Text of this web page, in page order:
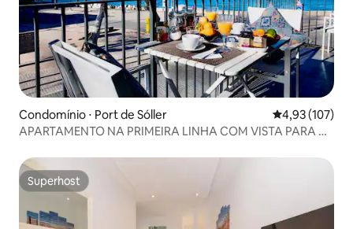
Condomínio ⋅ Port de Sóller 4,93 de uma
4,93 (107)
APARTAMENTO NA PRIMEIRA LINHA COM VISTA PARA O
Superhost
Superhost